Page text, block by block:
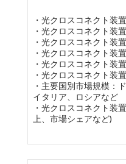
・光クロスコネクト装
・光クロスコネクト装
・光クロスコネクト装
・光クロスコネクト装
・光クロスコネクト装
・光クロスコネクト装
・主要国別市場規模：
イタリア、ロシアなど
・光クロスコネクト装
上、市場シェアなど)